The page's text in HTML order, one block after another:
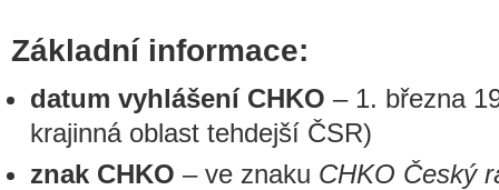
Základní informace:
datum vyhlášení CHKO – 1. března
krajinná oblast tehdejší ČSR)
znak CHKO – ve znaku CHKO Český